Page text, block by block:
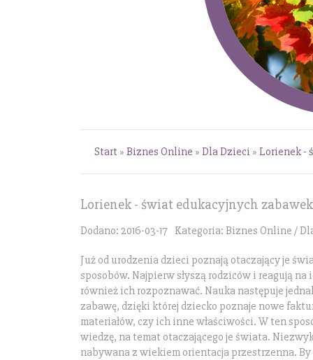
Start » Biznes Online » Dla Dzieci » Lorienek -
Lorienek - świat edukacyjnych zabawek
Dodano: 2016-03-17 Kategoria: Biznes Online /
Już od urodzenia dzieci poznają otaczający je
sposobów. Najpierw słyszą rodziców i reagują na
również ich rozpoznawać. Nauka następuje
zabawę, dzięki której dziecko poznaje nowe
materiałów, czy ich inne właściwości. W ten
wiedzę, na temat otaczającego je świata.
nabywana z wiekiem orientacja przestrzenna.